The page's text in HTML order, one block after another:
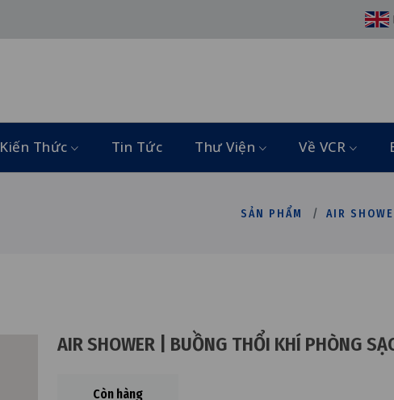
Kiến Thức Tin Tức Thư Viện Về VCR
SẢN PHẨM AIR
AIR SHOWER | BUỒNG THỔI KHÍ PHÒNG
Còn hàng